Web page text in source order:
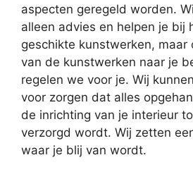
aspecten geregeld worden.
alleen advies en helpen je bij
geschikte kunstwerken,
van de kunstwerken naar je
regelen we voor je. Wij
voor zorgen dat alles
de inrichting van je interieur
verzorgd wordt. Wij zetten
waar je blij van wordt.